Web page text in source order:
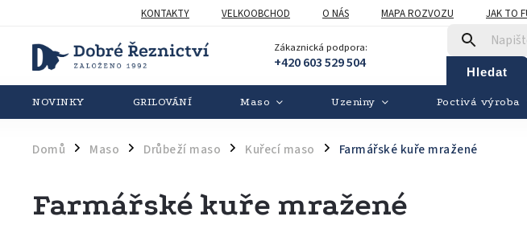
KONTAKTY VELKOOBCHOD O NÁS MAPA ROZVOZU JAK TO
Zákaznická podpora:
+420 603 529 504 Hledat
NOVINKY GRILOVÁNÍ Maso Uzeniny Poctivá výroba
Domů / Maso / Drůbeží maso / Kuřecí maso / Farmářské kuře mražené
Farmářské kuře mražené